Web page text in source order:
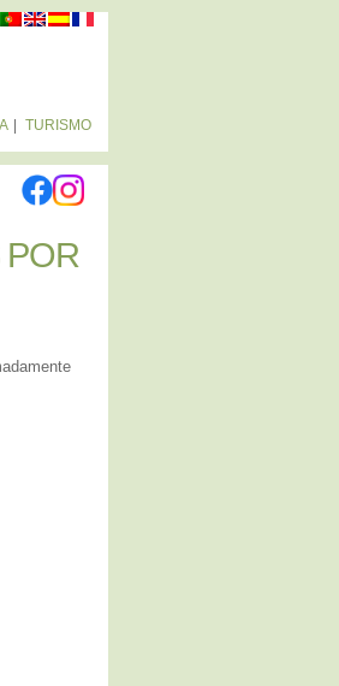
TURISMO
POR
POR